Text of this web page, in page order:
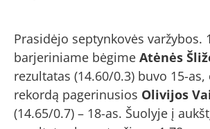
Prasidėjo septynkovės varžybos.
barjeriniame bėgime Atėnės
rezultatas (14.60/0.3) buvo 15-
rekordą pagerinusios Olivijos
(14.65/0.7) – 18-as. Šuolyje į